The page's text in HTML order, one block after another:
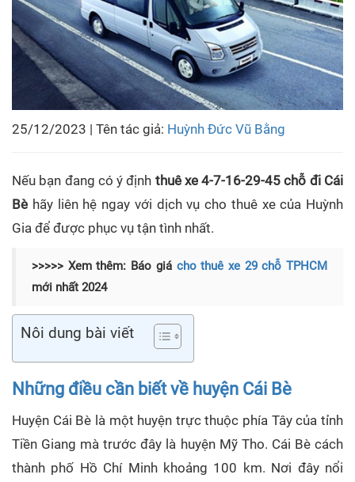
25/12/2023 | Tên tác giả: Huỳnh Đức Vũ Bằng
Nếu bạn đang có ý định thuê xe 4-7-16-29-45 chỗ đi Cái
Bè hãy liên hệ ngay với dịch vụ cho thuê xe của Huỳnh
Gia để được phục vụ tận tình nhất.
>>>>> Xem thêm: Báo giá cho thuê xe 29 chỗ TPHCM
mới nhất 2024
Nôi dung bài viết
Những điều cần biết về huyện Cái Bè
Huyện Cái Bè là một huyện trực thuộc phía Tây của tỉnh
Tiền Giang mà trước đây là huyện Mỹ Tho. Cái Bè cách
thành phố Hồ Chí Minh khoảng 100 km. Nơi đây nổi